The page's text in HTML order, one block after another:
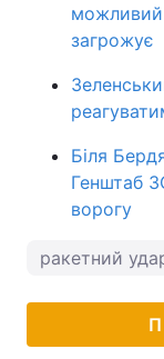
можливий
загрожує
Біля
Генштаб
ворогу
ракетний